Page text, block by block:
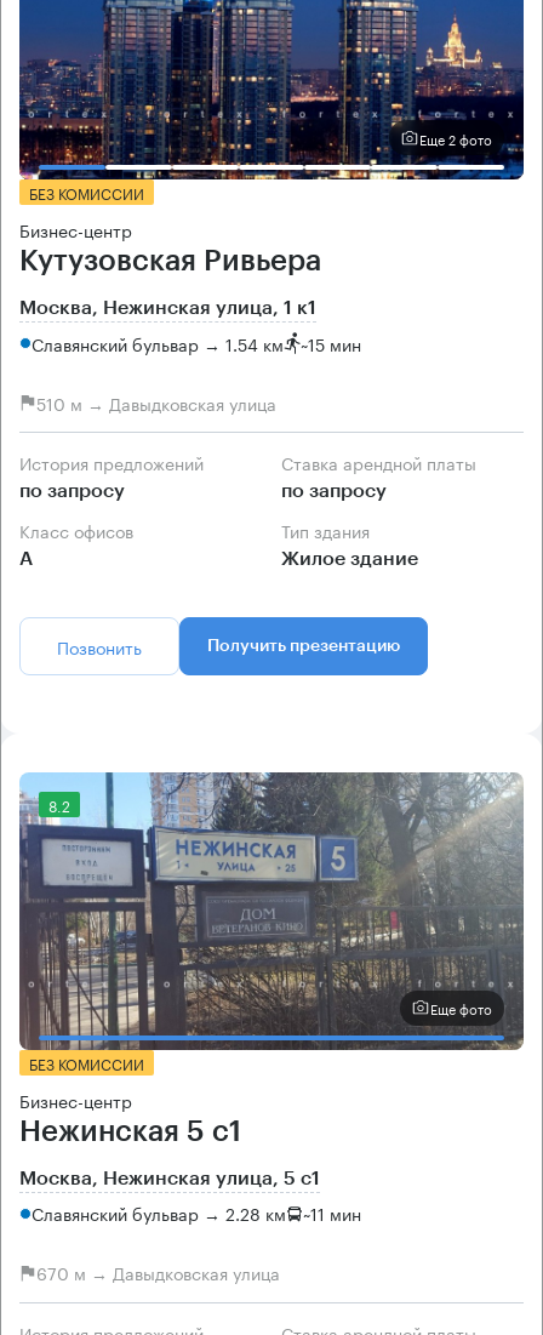
Еще 2 фото
БЕЗ КОМИССИИ
Бизнес-центр
Кутузовская Ривьера
Москва, Нежинская улица, 1 к1
Славянский бульвар → 1.54 км ~15 мин
510 м → Давыдковская улица
История предложений
по запросу
Ставка арендной платы
по запросу
Класс офисов
А
Тип здания
Жилое здание
Позвонить Получить презентацию
8.2
Еще фото
БЕЗ КОМИССИИ
Бизнес-центр
Нежинская 5 с1
Москва, Нежинская улица, 5 с1
Славянский бульвар → 2.28 км ~11 мин
670 м → Давыдковская улица